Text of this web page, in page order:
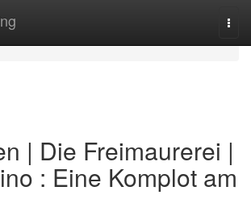
| Die Freimaurerei |
: Eine Komplot am